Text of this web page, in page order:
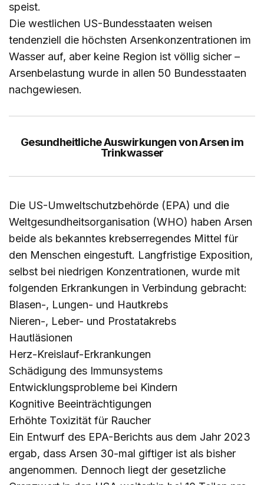
speist.
Die westlichen US-Bundesstaaten weisen
tendenziell die höchsten Arsenkonzentrationen im
Wasser auf, aber keine Region ist völlig sicher –
Arsenbelastung wurde in allen 50 Bundesstaaten
nachgewiesen.
Gesundheitliche Auswirkungen von Arsen im
Trinkwasser
Die US-Umweltschutzbehörde (EPA) und die
Weltgesundheitsorganisation (WHO) haben Arsen
beide als bekanntes krebserregendes Mittel für
den Menschen eingestuft. Langfristige Exposition,
selbst bei niedrigen Konzentrationen, wurde mit
folgenden Erkrankungen in Verbindung gebracht:
Blasen-, Lungen- und Hautkrebs
Nieren-, Leber- und Prostatakrebs
Hautläsionen
Herz-Kreislauf-Erkrankungen
Schädigung des Immunsystems
Entwicklungsprobleme bei Kindern
Kognitive Beeinträchtigungen
Erhöhte Toxizität für Raucher
Ein Entwurf des EPA-Berichts aus dem Jahr 2023
ergab, dass Arsen 30-mal giftiger ist als bisher
angenommen. Dennoch liegt der gesetzliche